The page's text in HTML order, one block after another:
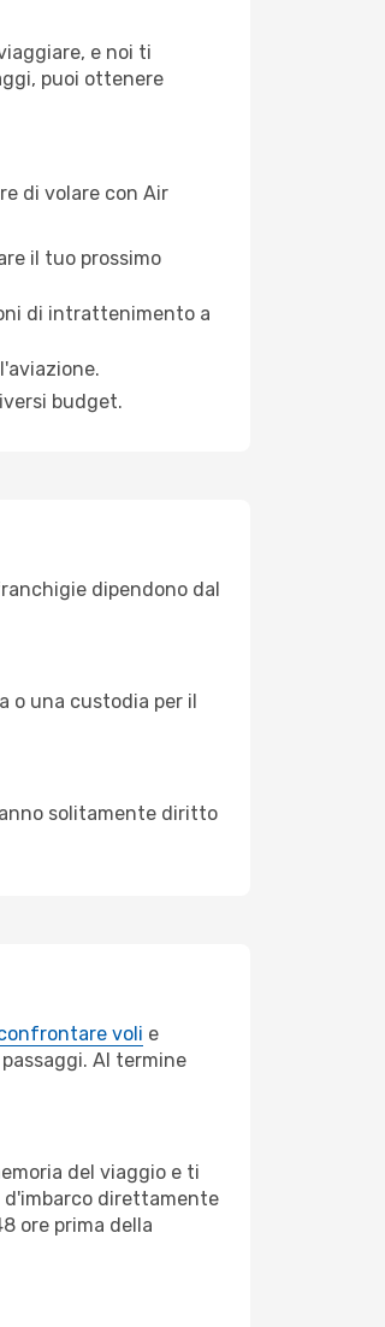
e noi ti
puoi ottenere
di volare con Air
il tuo prossimo
di intrattenimento a
budget.
dipendono dal
o una custodia per il
solitamente diritto
voli e
Al termine
del viaggio e ti
d'imbarco direttamente
ore prima della